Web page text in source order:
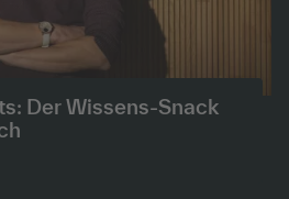
Der Wissens-Snack